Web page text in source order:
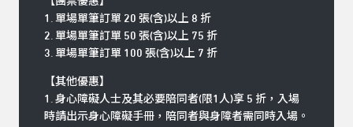
1. 單場單筆訂單 20 張(含)以上 8 折
2. 單場單筆訂單 50 張(含)以上 75 折
3. 單場單筆訂單 100 張(含)以上 7 折
【其他優惠】
1. 身心障礙人士及其必要陪同者(限1人)享 5 折，入場
時請出示身心障礙手冊，陪同者與身障者需同時入場。